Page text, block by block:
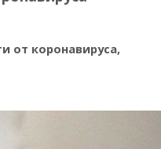
от коронавируса,